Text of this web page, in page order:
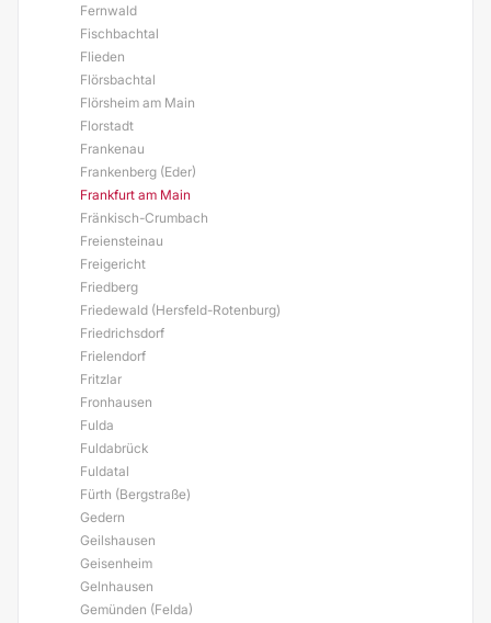
Fernwald
Fischbachtal
Flieden
Flörsbachtal
Flörsheim am Main
Florstadt
Frankenau
Frankenberg (Eder)
Frankfurt am Main
Fränkisch-Crumbach
Freiensteinau
Freigericht
Friedberg
Friedewald (Hersfeld-Rotenburg)
Friedrichsdorf
Frielendorf
Fritzlar
Fronhausen
Fulda
Fuldabrück
Fuldatal
Fürth (Bergstraße)
Gedern
Geilshausen
Geisenheim
Gelnhausen
Gemünden (Felda)